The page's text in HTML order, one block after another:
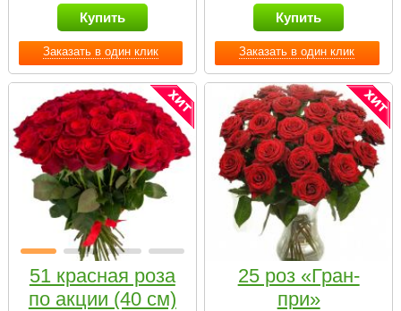
Заказать в один клик
Купить
Заказать в один клик
Купить
51 красная роза
по акции (40 см)
25 роз «Гран-
при»